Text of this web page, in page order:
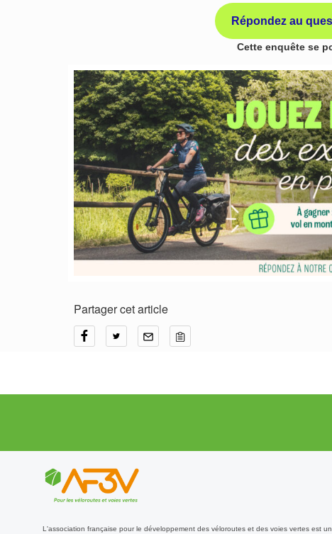
Répondez au
Cette enquête se
Partager cet article
L'association française pour le développement des véloroutes et des voies vertes est